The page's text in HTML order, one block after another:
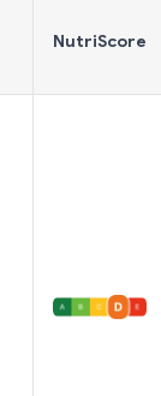
NutriScore